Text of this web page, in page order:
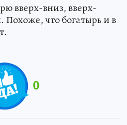
вверх-вниз, вверх-
что богатырь и в
0